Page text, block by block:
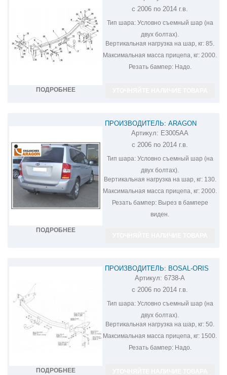
ПОДРОБНЕЕ
с 2006 по 2014 г.в.
Тип шара:Условно съемный шар (на
двух болтах).
Вертикальная нагрузка на шар, кг: 85.
Максимальная масса прицепа, кг: 2000.
Резать бампер:Надо.
ПОДРОБНЕЕ
ПРОИЗВОДИТЕЛЬ: ARAGON
ФАРКОП НА KIA CARNIVAL E3005AA
Артикул: E3005AA
с 2006 по 2014 г.в.
Тип шара:Условно съемный шар (на
двух болтах).
Вертикальная нагрузка на шар, кг:130.
Максимальная масса прицепа, кг: 2000.
Резать бампер:Вырез в бампере
виден.
ПОДРОБНЕЕ
ПРОИЗВОДИТЕЛЬ: BOSAL-ORIS
ФАРКОП НА KIA CARNIVAL 6738-A
Артикул: 6738-A
с 2006 по 2014 г.в.
Тип шара:Условно съемный шар (на
двух болтах).
Вертикальная нагрузка на шар, кг: 50.
Максимальная масса прицепа, кг: 1500.
Резать бампер:Надо.